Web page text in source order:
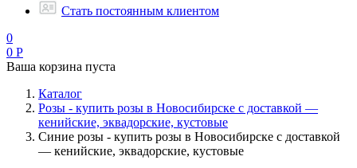
Стать постоянным клиентом
0
0 Р
Ваша корзина пуста
Каталог
Розы - купить розы в Новосибирске с доставкой —
кенийские, эквадорские, кустовые
Синие розы - купить розы в Новосибирске с доставкой
— кенийские, эквадорские, кустовые